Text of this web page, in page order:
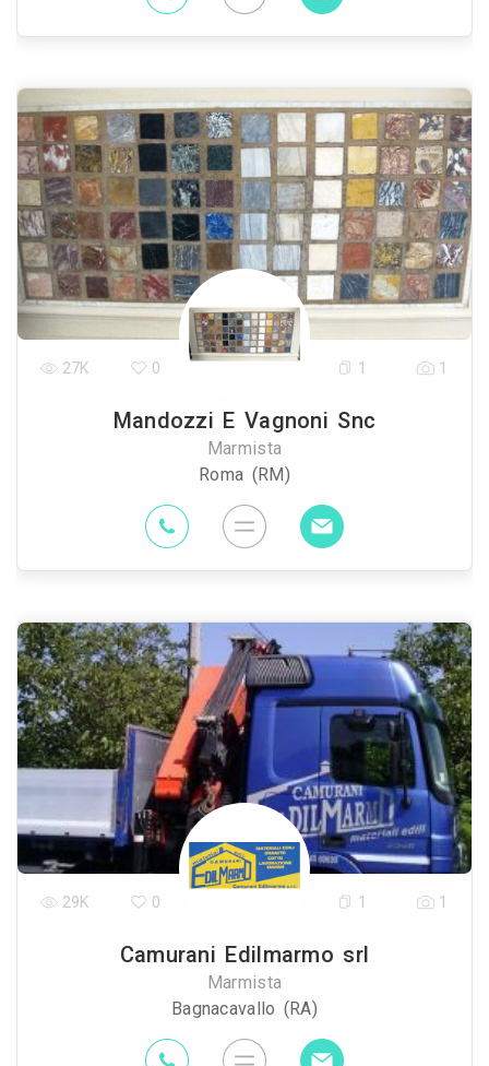
Mandozzi E Vagnoni Snc
Marmista
Roma (RM)
27K 0 1 1
Camurani Edilmarmo srl
Marmista
Bagnacavallo (RA)
29K 0 1 1